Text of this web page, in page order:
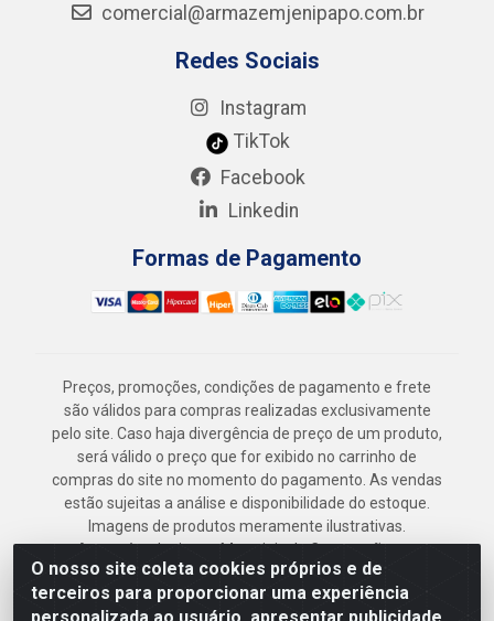
O nosso site coleta cookies próprios e de
terceiros para proporcionar uma experiência
comercial@armazemjenipapo.com.br
Redes Sociais
Instagram
TikTok
Facebook
Linkedin
Formas de Pagamento
Preços, promoções, condições de pagamento e frete
são válidos para compras realizadas exclusivamente
pelo site. Caso haja divergência de preço de um produto,
será válido o preço que for exibido no carrinho de
compras do site no momento do pagamento. As vendas
estão sujeitas a análise e disponibilidade do estoque.
Imagens de produtos meramente ilustrativas.
Armazém Jenipapo Materiais de Construção em
Geral LTDA - Rua das Flores, 2691 - Guabiraba,
Recife/PE - CEP 52.291-630 - CNPJ